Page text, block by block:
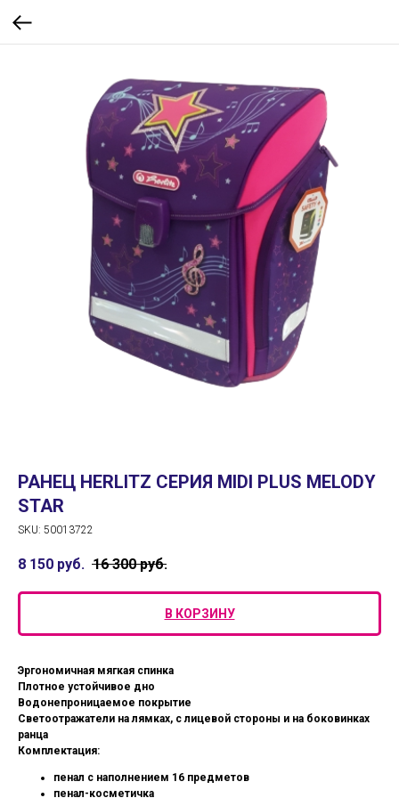
РАНЕЦ HERLITZ СЕРИЯ MIDI PLUS MELODY
STAR
SKU: 50013722
8 150 руб. 16 300 руб.
В КОРЗИНУ
Эргономичная мягкая спинка
Плотное устойчивое дно
Водонепроницаемое покрытие
Светоотражатели на лямках, с лицевой стороны и на боковинках
ранца
Комплектация:
пенал с наполнением 16 предметов
пенал-косметичка